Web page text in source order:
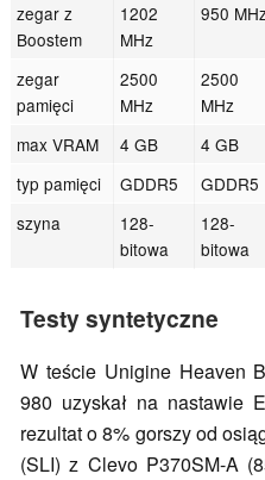
zegar z
Boostem
1202
MHz
950
zegar
pamięci
2500
MHz
2500
MHz
max VRAM
4 GB 4 GB
typ pamięci
GDDR5 GDDR5
szyna
128-
bitowa
128-
bitowa
Testy syntetyczne
W teście Unigine Heaven
980 uzyskał na nastawie
rezultat o 8% gorszy od
(SLI) z Clevo P370SM-A